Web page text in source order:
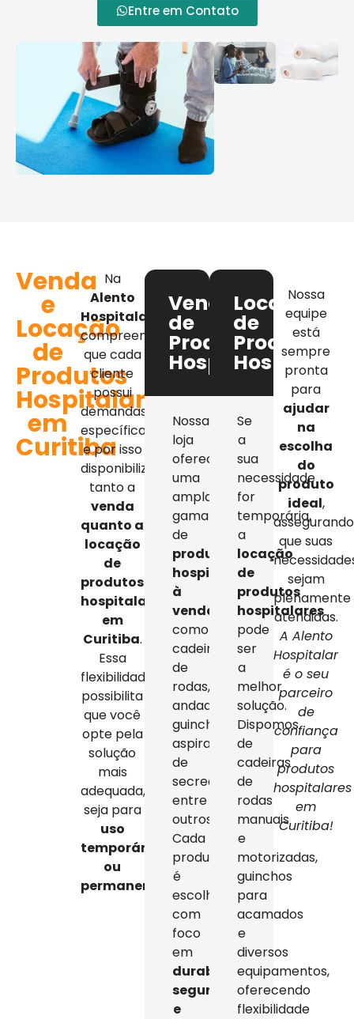
Entre em Contato
Venda
e
Locação
de
Produtos
Hospitalares
em
Curitiba
Na
Alento
Hospitalar
compreendemos
que cada
cliente
possui
demandas
específicas,
e por isso
disponibilizamos
tanto a
venda
quanto a
locação
de
produtos
hospitalares
em
Curitiba.
Essa
flexibilidade
possibilita
que você
opte pela
solução
mais
adequada,
seja para
uso
temporário
ou
permanente
Venda
de
Produtos
Hospitalares
Nossa
loja
oferece
uma
ampla
gama
de
produtos
hospitalares
à
venda
como
cadeiras
de
rodas,
andadores,
guinchos,
aspiradores
de
secreção,
entre
outros.
Cada
produto
é
escolhido
com
foco
em
durabilidade,
segurança
e
Locação
de
Produtos
Se
a
sua
necessidade
for
temporária,
a
locação
de
produtos
hospitalares
pode
ser
a
melhor
solução.
Dispomos
de
cadeiras
de
rodas
manuais
e
motorizadas,
guinchos
para
acamados
e
diversos
equipamentos,
oferecendo
flexibilidade
Nossa
equipe
está
sempre
pronta
para
ajudar
na
escolha
do
produto
ideal,
assegurando
que suas
sejam
plenamente
atendidas.
A Alento
Hospitalar
é o seu
parceiro
de
confiança
para
produtos
hospitalares
em
Curitiba!